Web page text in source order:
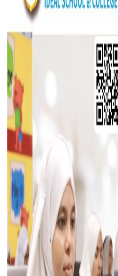
বৈষম্যবিরোধী ছাত্র আন্দোলনের
ভিউ বাড়াতে রাম দা হাতে